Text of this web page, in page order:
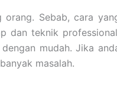
orang. Sebab, cara
dan teknik
mudah. Jika
masalah.